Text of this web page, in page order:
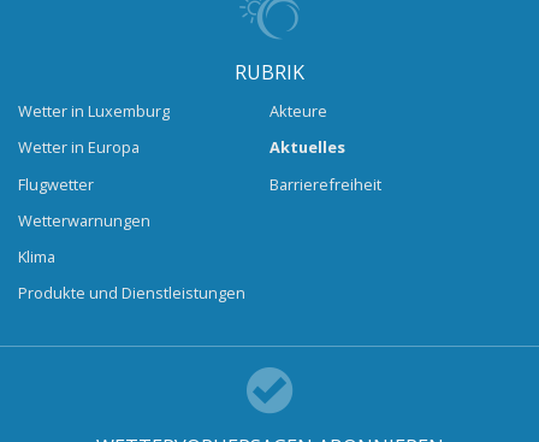
RUBRIK
Wetter in Luxemburg
Wetter in Europa
Flugwetter
Wetterwarnungen
Klima
Produkte und Dienstleistungen
Akteure
Aktuelles
Barrierefreiheit